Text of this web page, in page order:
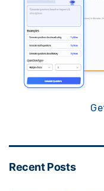
Recent Posts